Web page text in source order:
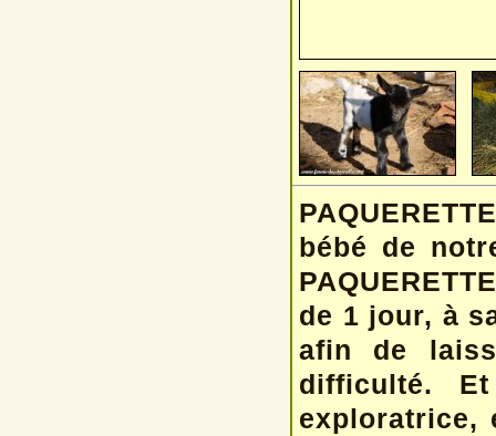
bébé de
de 1 jour, à
afin de
difficulté.
exploratrice,